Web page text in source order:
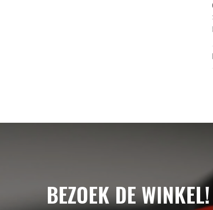
BEZOEK DE WINKEL!